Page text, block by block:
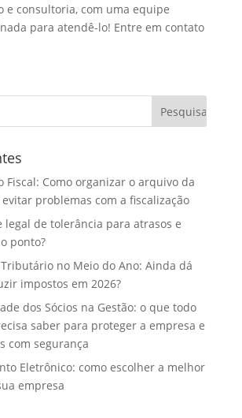
e consultoria, com uma equipe
para atendê-lo! Entre em contato
Fiscal: Como organizar o arquivo da
problemas com a fiscalização
legal de tolerância para atrasos e
ponto?
no Meio do Ano: Ainda dá
impostos em 2026?
dos Sócios na Gestão: o que todo
saber para proteger a empresa e
com segurança
Eletrônico: como escolher a melhor
empresa